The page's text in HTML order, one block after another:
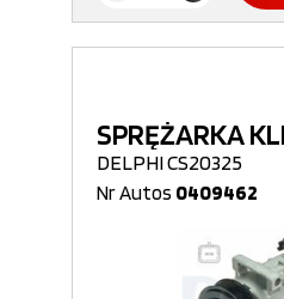
SPRĘŻARKA
DELPHI CS20325
Nr Autos 0409462